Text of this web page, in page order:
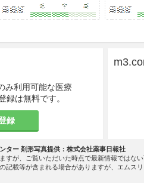
み利用可能な医療
録は無料です。
録
ター 剤形写真提供：株式会社薬事日報社
すが、ご覧いただいた時点で最新情報ではな
記載等が含まれる場合がありますが、エムス